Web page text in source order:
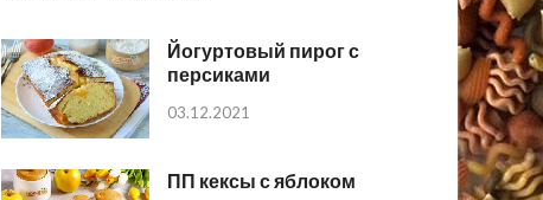
Йогуртовый пирог с
персиками
03.12.2021
ПП кексы с яблоком